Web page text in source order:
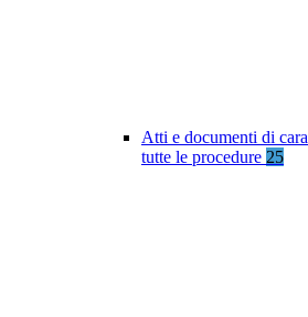
Atti e documenti di
tutte le procedure 25